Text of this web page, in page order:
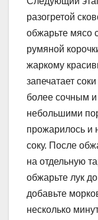
разогретой
обжарьте мясо
румяной
жаркому
запечатает
более сочным
небольшими
прожарилось и
соку. После
на отдельную
обжарьте лук
добавьте
несколько